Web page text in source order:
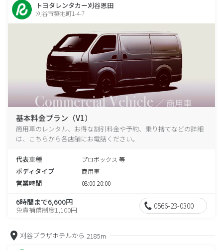
トヨタレンタカー刈谷恩田
刈谷市築地町1-4-7
基本料金プラン（V1）
商用車のレンタル、お得な割引料金や予約、乗り捨てなどの詳細
は、こちらから各店舗にお電話ください。
代表車種 プロボックス 等
ボディタイプ 商用車
営業時間 08:00-20:00
6時間まで6,600円
免責補償制度1,100円 0566-23-0300
刈谷プラザホテルから 2185m